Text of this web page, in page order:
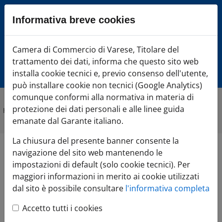
Sezione salto blocchi
Vai alla sezione dedicata alle informazioni correlate
Vai al footer
Camera di Commercio Varese
Home»Attività e progetti»Progetto STAY EXPORT - anno 2023
Progetto STAY EXPORT -
anno 2023
EXPORT
Informativa breve cookies
Camera di Commercio di Varese, Titolare del
trattamento dei dati, informa che questo sito web
installa cookie tecnici e, previo consenso dell'utente,
può installare cookie non tecnici (Google Analytics)
comunque conformi alla normativa in materia di
protezione dei dati personali e alle linee guida
emanate dal Garante italiano.
La chiusura del presente banner consente la
navigazione del sito web mantenendo le
impostazioni di default (solo cookie tecnici). Per
maggiori informazioni in merito ai cookie utilizzati
dal sito è possibile consultare l'informativa completa
Accetto tutti i cookies